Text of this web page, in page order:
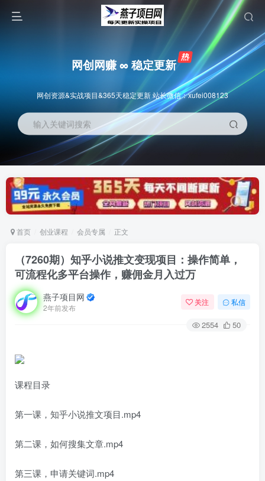
网创网赚 ∞ 稳定更新
网创资源&实战项目&365天稳定更新 站长微信：xufei008123
输入关键词搜索
首页 创业课程 会员专属 正文
（7260期）知乎小说推文变现项目：操作简单，
可流程化多平台操作，赚佣金月入过万
燕子项目网
2年前发布
关注 私信
2554 50
课程目录
第一课，知乎小说推文项目.mp4
第二课，如何搜集文章.mp4
第三课，申请关键词.mp4